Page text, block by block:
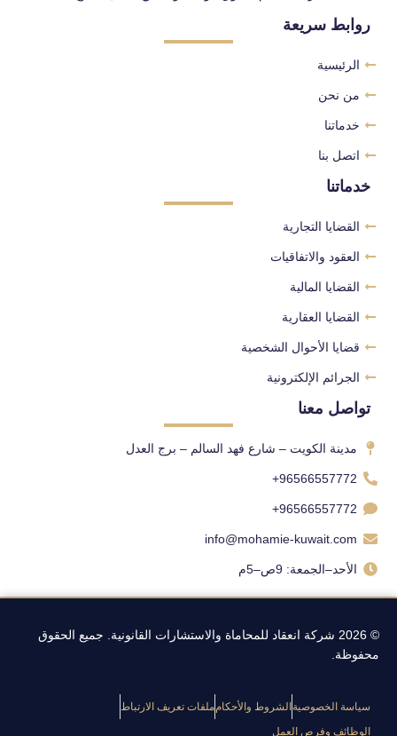
روابط سريعة
الرئيسية
من نحن
خدماتنا
اتصل بنا
خدماتنا
القضايا التجارية
العقود والاتفاقيات
القضايا المالية
القضايا العقارية
قضايا الأحوال الشخصية
الجرائم الإلكترونية
تواصل معنا
مدينة الكويت – شارع فهد السالم – برج العدل
96566557772+
96566557772+
info@mohamie-kuwait.com
الأحد–الجمعة: 9ص–5م
© 2026 شركة انعقاد للمحاماة والاستشارات القانونية. جميع الحقوق
محفوظة.
سياسة الخصوصية الشروط والأحكامملفات تعريف الارتباط
الوظائف وفرص العمل